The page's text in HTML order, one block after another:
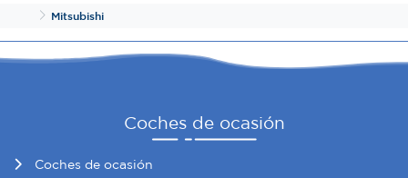
InicioMitsubishi
Coches de ocasión
Coches de ocasión